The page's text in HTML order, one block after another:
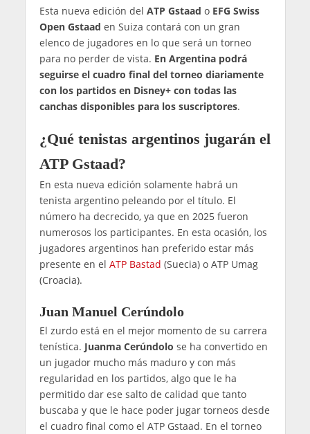
Esta nueva edición del ATP Gstaad o EFG Swiss
Open Gstaad en Suiza contará con un gran
elenco de jugadores en lo que será un torneo
para no perder de vista. En Argentina podrá
seguirse el cuadro final del torneo diariamente
con los partidos en Disney+ con todas las
canchas disponibles para los suscriptores.
¿Qué tenistas argentinos jugarán el
ATP Gstaad?
En esta nueva edición solamente habrá un
tenista argentino peleando por el título. El
número ha decrecido, ya que en 2025 fueron
numerosos los participantes. En esta ocasión, los
jugadores argentinos han preferido estar más
presente en el ATP Bastad (Suecia) o ATP Umag
(Croacia).
Juan Manuel Cerúndolo
El zurdo está en el mejor momento de su carrera
tenística. Juanma Cerúndolo se ha convertido en
un jugador mucho más maduro y con más
regularidad en los partidos, algo que le ha
permitido dar ese salto de calidad que tanto
buscaba y que le hace poder jugar torneos desde
el cuadro final como el ATP Gstaad. En el torneo